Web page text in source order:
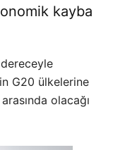
kayba
dereceyle
G20 ülkelerine
olacağı